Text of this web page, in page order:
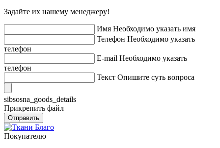
Задайте их нашему менеджеру!
Имя Необходимо указать имя
Телефон Необходимо указать
телефон
E-mail Необходимо указать
телефон
Текст Опишите суть вопроса
sibsosna_goods_details
Прикрепить файл
Отправить
Покупателю